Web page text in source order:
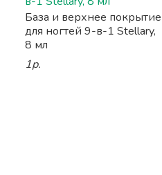
База и верхнее покрытие
для ногтей 9-в-1 Stellary,
8 мл
1р.